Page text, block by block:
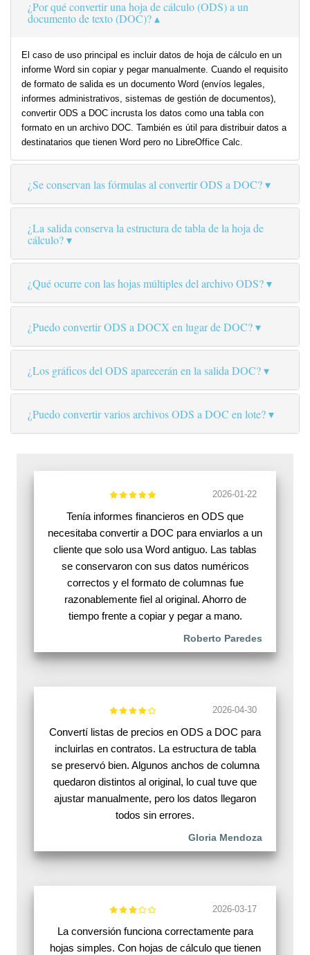
¿Por qué convertir una hoja de cálculo (ODS) a un
documento de texto (DOC)?
El caso de uso principal es incluir datos de hoja de cálculo en un
informe Word sin copiar y pegar manualmente. Cuando el requisito
de formato de salida es un documento Word (envíos legales,
informes administrativos, sistemas de gestión de documentos),
convertir ODS a DOC incrusta los datos como una tabla con
formato en un archivo DOC. También es útil para distribuir datos a
destinatarios que tienen Word pero no LibreOffice Calc.
¿Se conservan las fórmulas al convertir ODS a DOC?
¿La salida conserva la estructura de tabla de la hoja de
cálculo?
¿Qué ocurre con las hojas múltiples del archivo ODS?
¿Puedo convertir ODS a DOCX en lugar de DOC?
¿Los gráficos del ODS aparecerán en la salida DOC?
¿Puedo convertir varios archivos ODS a DOC en lote?
2026-01-22
Tenía informes financieros en ODS que
necesitaba convertir a DOC para enviarlos a un
cliente que solo usa Word antiguo. Las tablas
se conservaron con sus datos numéricos
correctos y el formato de columnas fue
razonablemente fiel al original. Ahorro de
tiempo frente a copiar y pegar a mano.
Roberto Paredes
2026-04-30
Convertí listas de precios en ODS a DOC para
incluirlas en contratos. La estructura de tabla
se preservó bien. Algunos anchos de columna
quedaron distintos al original, lo cual tuve que
ajustar manualmente, pero los datos llegaron
todos sin errores.
Gloria Mendoza
2026-03-17
La conversión funciona correctamente para
hojas simples. Con hojas de cálculo que tienen